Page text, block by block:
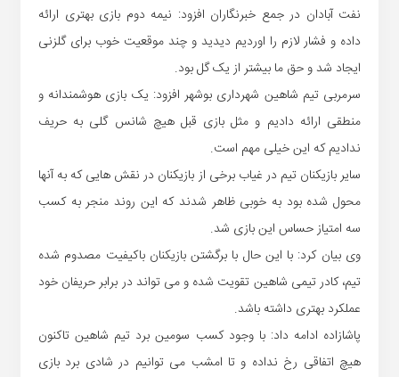
نفت آبادان در جمع خبرنگاران افزود: نیمه دوم بازی بهتری ارائه
داده و فشار لازم را اوردیم دیدید و چند موقعیت خوب برای گلزنی
ایجاد شد و حق ما بیشتر از یک گل بود.
سرمربی تیم شاهین شهرداری بوشهر افزود: یک بازی هوشمندانه و
منطقی ارائه دادیم و مثل بازی قبل هیچ شانس گلی به حریف
ندادیم که این خیلی مهم است.
سایر بازیکنان تیم در غیاب برخی از بازیکنان در نقش هایی که به آنها
محول شده بود به خوبی ظاهر شدند که این روند منجر به کسب
سه امتیاز حساس این بازی شد.
وی بیان کرد: با این حال با برگشتن بازیکنان باکیفیت مصدوم شده
تیم، کادر تیمی شاهین تقویت شده و می تواند در برابر حریفان خود
عملکرد بهتری داشته باشد.
پاشازاده ادامه داد: با وجود کسب سومین برد تیم شاهین تاکنون
هیچ اتفاقی رخ نداده و تا امشب می توانیم در شادی برد بازی